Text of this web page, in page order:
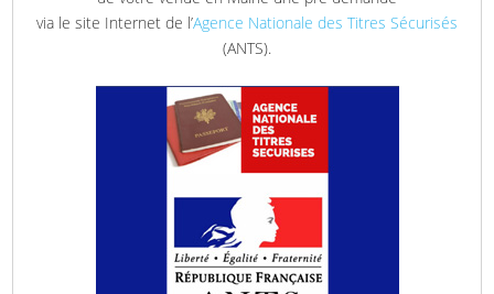
via le site Internet de l’Agence Nationale des Titres Sécurisés
(ANTS).